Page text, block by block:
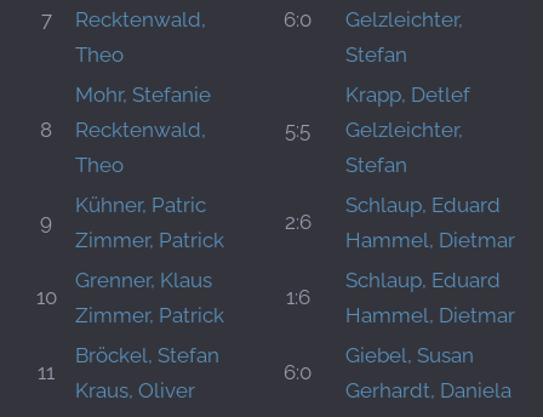
7
Recktenwald,
Theo
6:0
Gelzleichter,
Stefan
8
Mohr, Stefanie
Recktenwald,
Theo
5:5
Krapp, Detlef
Gelzleichter,
Stefan
9
Kühner, Patric
Zimmer, Patrick
2:6
Schlaup, Eduard
Hammel, Dietmar
10
Grenner, Klaus
Zimmer, Patrick
1:6
Schlaup, Eduard
Hammel, Dietmar
11
Bröckel, Stefan
Kraus, Oliver
6:0
Giebel, Susan
Gerhardt, Daniela